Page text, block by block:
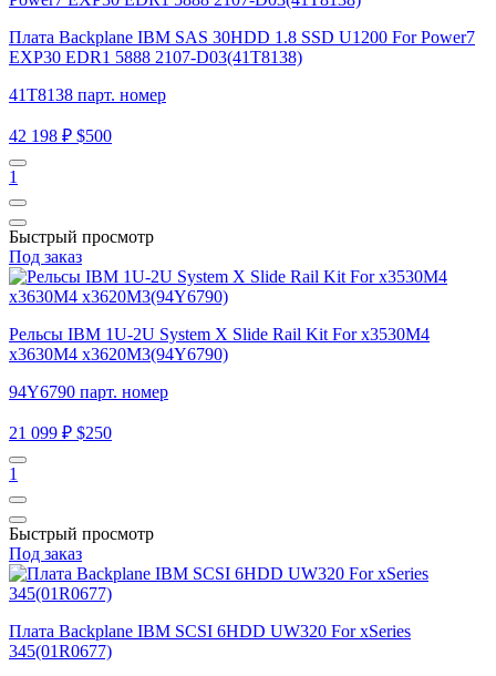
Плата Backplane IBM SAS 30HDD 1.8 SSD U1200 For Power7
EXP30 EDR1 5888 2107-D03(41T8138)
41T8138 парт. номер
42 198 ₽ $500
1
Быстрый просмотр
Под заказ
Рельсы IBM 1U-2U System X Slide Rail Kit For x3530M4
x3630M4 x3620M3(94Y6790)
94Y6790 парт. номер
21 099 ₽ $250
1
Быстрый просмотр
Под заказ
Плата Backplane IBM SCSI 6HDD UW320 For xSeries
345(01R0677)